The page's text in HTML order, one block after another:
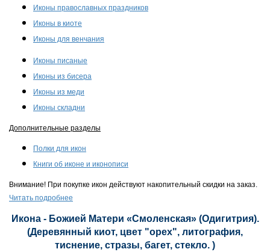
Иконы православных праздников
Иконы в киоте
Иконы для венчания
Иконы писаные
Иконы из бисера
Иконы из меди
Иконы складни
Дополнительные разделы
Полки для икон
Книги об иконе и иконописи
Внимание! При покупке икон действуют накопительный скидки на заказ.
Читать подробнее
Икона - Божией Матери «Смоленская» (Одигитрия).
(Деревянный киот, цвет "орех", литография,
тиснение, стразы, багет, стекло. )